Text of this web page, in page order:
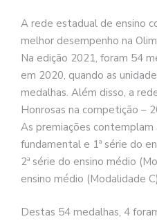
A rede estadual de ensino
melhor desempenho na
Na edição 2021, foram 54
em 2020, quando as
medalhas. Além disso, a
Honrosas na competição –
As premiações contemplam
fundamental e 1ª série do
2ª série do ensino médio
ensino médio (Modalidade
Destas 54 medalhas, 4